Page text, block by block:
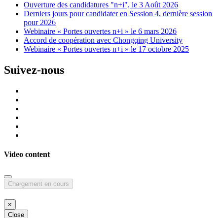
Ouverture des candidatures "n+i", le 3 Août 2026
Derniers jours pour candidater en Session 4, dernière session
pour 2026
Webinaire « Portes ouvertes n+i » le 6 mars 2026
Accord de coopération avec Chongqing University
Webinaire « Portes ouvertes n+i » le 17 octobre 2025
Suivez-nous
Video content
Chargement en cours
×
Close